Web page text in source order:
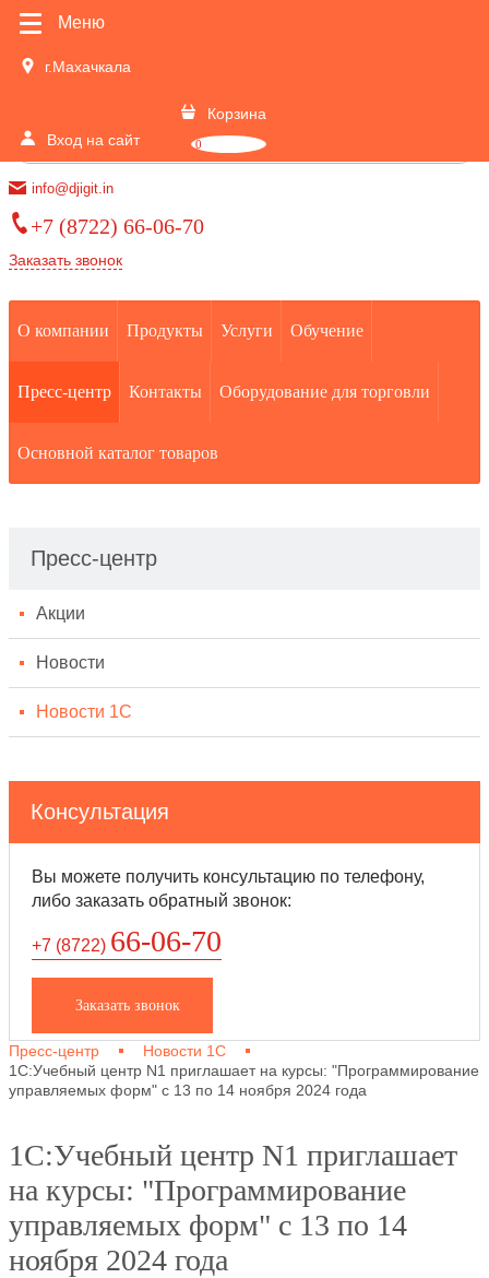
Меню
г.Махачкала
Вход на сайт
Корзина
0
info@djigit.in
+7 (8722) 66-06-70
Заказать звонок
О компании Продукты Услуги Обучение
Пресс-центр Контакты Оборудование для торговли
Основной каталог товаров
Пресс-центр
Акции
Новости
Новости 1С
Консультация
Вы можете получить консультацию по телефону,
либо заказать обратный звонок:
+7 (8722) 66-06-70
Заказать звонок
Пресс-центр
Новости 1С
1С:Учебный центр N1 приглашает на курсы: "Программирование
управляемых форм" с 13 по 14 ноября 2024 года
1С:Учебный центр N1 приглашает
на курсы: "Программирование
управляемых форм" с 13 по 14
ноября 2024 года